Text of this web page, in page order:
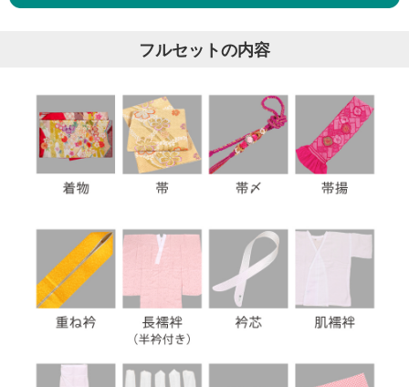
フルセットの内容